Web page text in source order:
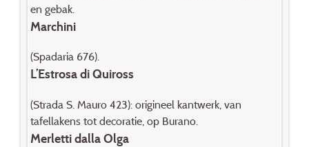
en gebak.
Marchini
(Spadaria 676).
L’Estrosa di Quiross
(Strada S. Mauro 423): origineel kantwerk, van
tafellakens tot decoratie, op Burano.
Merletti dalla Olga